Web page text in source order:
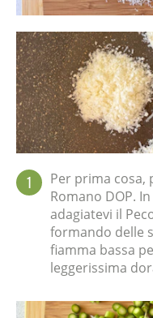
1
Per prima cosa,
Romano DOP.
adagiatevi il
formando delle
fiamma bassa
leggerissima